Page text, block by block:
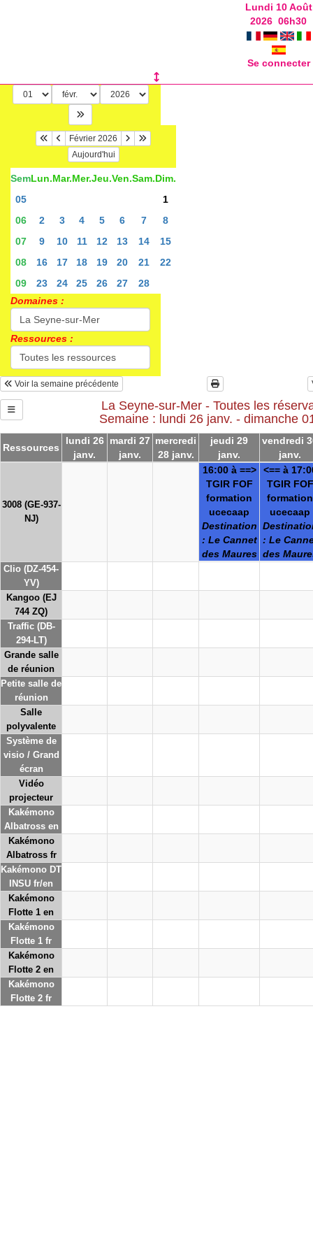
Lundi 10 Août
2026 06h30
Se connecter
Février 2026
Aujourd'hui
SemLun.Mar.Mer.Jeu.Ven.Sam.Dim.
05
1
06
2 3 4 5 6 7
8
07
9 10 11 12 13 14
15
08
16 17 18 19 20 21
22
09
23 24 25 26 27
28
Domaines :
Ressources :
Voir la semaine précédente
La Seyne-sur-Mer - Toutes les
Semaine : lundi 26 janv. - dimanche
Ressources
lundi 26
janv.
mardi 27
janv.
mercredi
28 janv.
jeudi 29
janv.
vendredi
janv.
3008 (GE-937-
NJ)
16:00 à ==>
TGIR FOF
formation
ucecaap
Destination
: Le Cannet
des Maures
<== à
TGIR FOF
formation
ucecaap
: Le
des
Clio (DZ-454-
YV)
Kangoo (EJ
744 ZQ)
Traffic (DB-
294-LT)
Grande salle
de réunion
Petite salle de
réunion
Salle
polyvalente
Système de
visio / Grand
écran
Vidéo
projecteur
Kakémono
Albatross en
Kakémono
Albatross fr
Kakémono DT
INSU fr/en
Kakémono
Flotte 1 en
Kakémono
Flotte 1 fr
Kakémono
Flotte 2 en
Kakémono
Flotte 2 fr